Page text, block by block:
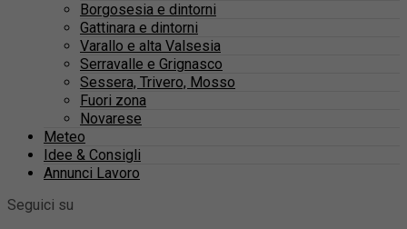
Borgosesia e dintorni
Gattinara e dintorni
Varallo e alta Valsesia
Serravalle e Grignasco
Sessera, Trivero, Mosso
Fuori zona
Novarese
Meteo
Idee & Consigli
Annunci Lavoro
Seguici su